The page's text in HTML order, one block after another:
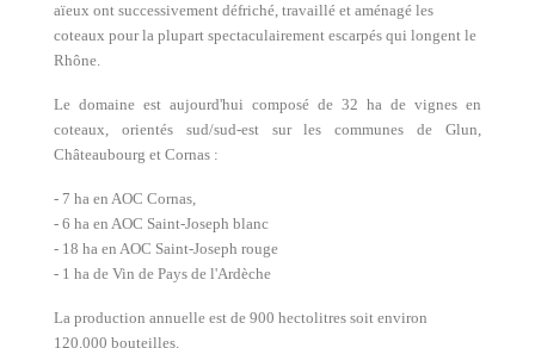
aïeux ont successivement défriché, travaillé et aménagé les
coteaux pour la plupart spectaculairement escarpés qui longent le
Rhône.
Le domaine est aujourd'hui composé de 32 ha de vignes en
coteaux, orientés sud/sud-est sur les communes de Glun,
Châteaubourg et Cornas :
- 7 ha en AOC Cornas,
- 6 ha en AOC Saint-Joseph blanc
- 18 ha en AOC Saint-Joseph rouge
- 1 ha de Vin de Pays de l'Ardèche
La production annuelle est de 900 hectolitres soit environ
120.000 bouteilles.